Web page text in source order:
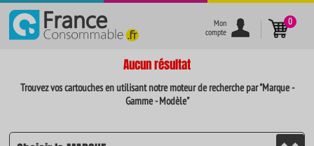
}
Mon
compte
0
Aucun résultat
Trouvez vos cartouches en utilisant notre moteur de recherche par "Marque -
Gamme - Modèle"